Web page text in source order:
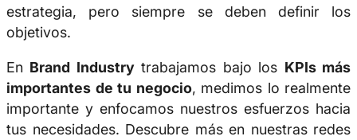
estrategia, pero siempre se deben definir los
objetivos.
En Brand Industrytrabajamos bajo los KPIs más
importantes de tu negocio, medimos lo realmente
importante y enfocamos nuestros esfuerzos hacia
tus necesidades. Descubre más en nuestras redes